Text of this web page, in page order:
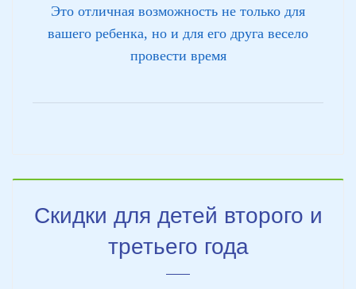
Это отличная возможность не только для
вашего ребенка, но и для его друга весело
провести время
Скидки для детей второго и
третьего года